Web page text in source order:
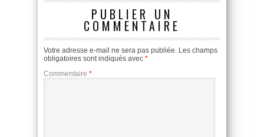
PUBLIER UN
COMMENTAIRE
Votre adresse e-mail ne sera pas publiée. Les champs
obligatoires sont indiqués avec *
Commentaire *